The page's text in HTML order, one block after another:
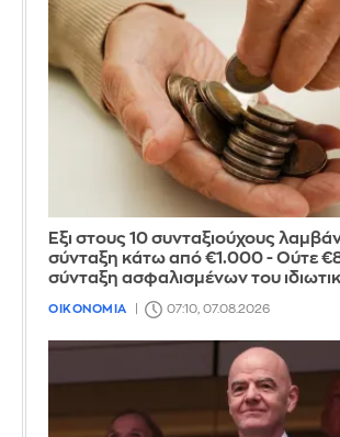
Έξι στους 10 συνταξιούχους
σύνταξη κάτω από €1.000 - Ούτε
σύνταξη ασφαλισμένων του
ΟΙΚΟΝΟΜΙΑ 07:10, 07.08.2026